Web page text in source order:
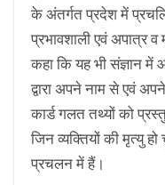
के अंतर्गत प्रदेश में
प्रभावशाली एवं अपात्र
कहा कि यह भी संज्ञान
द्वारा अपने नाम से एवं
कार्ड गलत तथ्यों को
जिन व्यक्तियों की मृत्यु
प्रचलन में हैं।